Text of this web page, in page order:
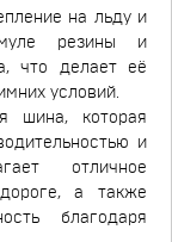
на льду и
резины и
что делает её
условий.
шина, которая
и
отличное
а также
благодаря